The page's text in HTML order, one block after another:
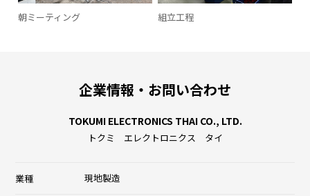
朝ミーティング 組立工程
企業情報・お問い合わせ
TOKUMI ELECTRONICS THAI CO., LTD.
トクミ エレクトロニクス タイ
業種 現地製造